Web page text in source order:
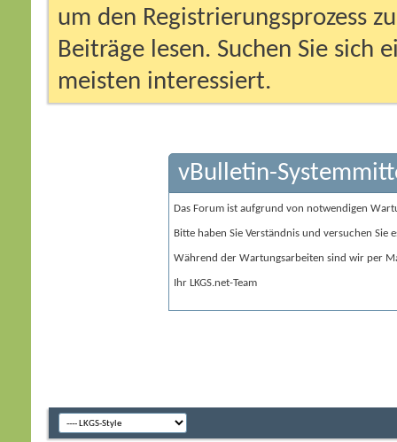
um den Registrierungsprozess
Beiträge lesen. Suchen Sie sich
meisten interessiert.
vBulletin-
Das Forum ist aufgrund von notwendigen
Bitte haben Sie Verständnis und versuchen Sie
Während der Wartungsarbeiten sind wir per
Ihr LKGS.net-Team